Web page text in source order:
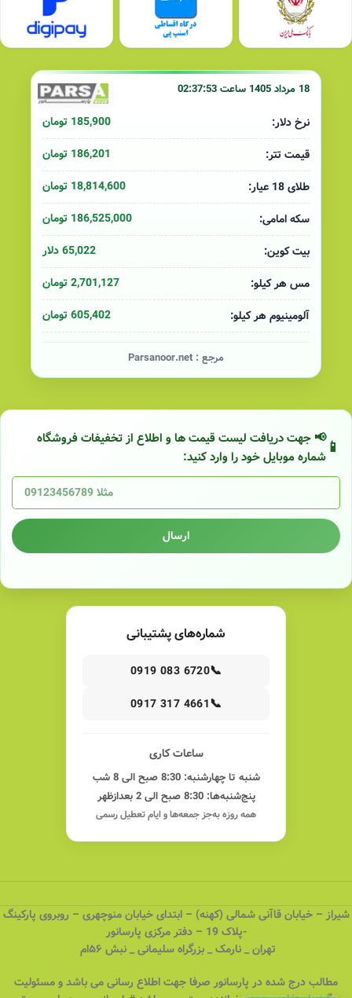
18 مرداد 1405 ساعت 02:37:53
نرخ دلار:
185,900 تومان
قیمت تتر:
186,201 تومان
طلای 18 عیار:
18,814,600 تومان
سکه امامی:
186,525,000 تومان
بیت کوین:
65,022 دلار
مس هر کیلو:
2,701,127 تومان
آلومینیوم هر کیلو:
605,402 تومان
مرجع : Parsanoor.net
📢 جهت دریافت لیست قیمت ها و اطلاع از تخفیفات فروشگاه
شماره موبایل خود را وارد کنید:
ارسال
شماره‌های پشتیبانی
📞
0919 083 6720
📞
0917 317 4661
ساعات کاری
شنبه تا چهارشنبه: 8:30 صبح الی 8 شب
پنج‌شنبه‌ها: 8:30 صبح الی 2 بعدازظهر
همه روزه به‌جز جمعه‌ها و ایام تعطیل رسمی
شیراز – خیابان قاآنی شمالی (کهنه) – ابتدای خیابان منوچهری – روبروی پارکینگ
-پلاک 19 – دفتر مرکزی پارسانور
تهران _ نارمک _ بزرگراه سلیمانی _ نبش ۵۶ام
مطالب درج شده در پارسانور صرفا جهت اطلاع رسانی می باشد و مسئولیت